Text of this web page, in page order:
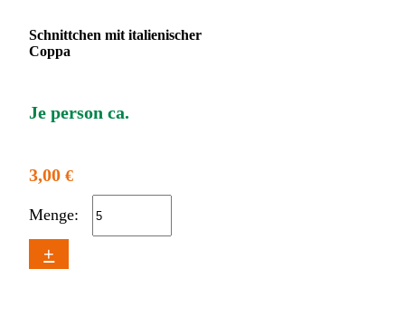
Schnittchen mit italienischer
Coppa
Je person ca.
3,00€
Menge:
+